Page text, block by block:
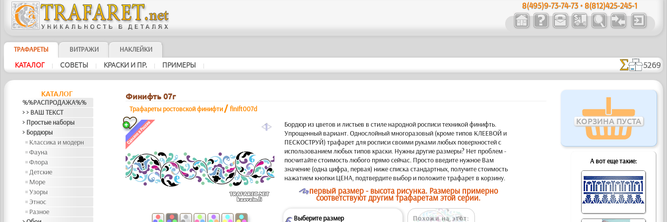
8(495)9-73-74-73 • 8(812)425-245-1
ТРАФАРЕТЫ ВИТРАЖИ НАКЛЕЙКИ
КАТАЛОГ | СОВЕТЫ | КРАСКИ И ПР. | ПРИМЕРЫ | 5269
КАТАЛОГ
%%РАСПРОДАЖА%%
> > ВАШ ТЕКСТ
> Простые наборы
> Бордюры
Классика и модерн
Фауна
Флора
Детские
Море
Узоры
Этнос
Разное
КОРЗИНА ПУСТА
А вот еще такие:
Финифть 07г
Трафареты ростовской финифти /finift007d
a
Бордюр из цветов и листьев в стиле народной росписи техникой финифть.
Упрощенный вариант. Однослойный многоразовый (кроме типов КЛЕЕВОЙ и
ПЕСКОСТРУЙ) трафарет для росписи своими руками любых поверхностей с
использованием любых типов краски. Нужны другие размеры? Нет проблем -
посчитайте стоимость любого прямо сейчас. Просто введите нужное Вам
значение (одна цифра, первая) ниже списка стандартных, получите стоимость
нажатием кнопки ЦЕНА, подтвердите выбор и положите трафарет в корзину.
Oпервый размер - высота рисунка. Размеры примерно
соответствуют другим трафаретам этой серии.
Выберите размер
Похожи на этот: